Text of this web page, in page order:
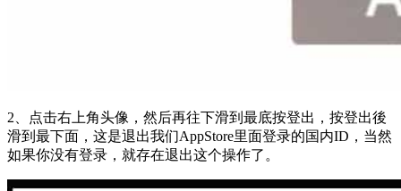
2、
点击右上角头像，然后再往下滑到最底按登出，按登出後
滑到最下面，这是退出我们AppStore里面登录的国内ID，当然
如果你没有登录，就存在退出这个操作了。